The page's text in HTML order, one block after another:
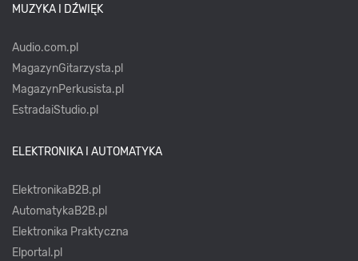
MUZYKA I DŹWIĘK
Audio.com.pl
MagazynGitarzysta.pl
MagazynPerkusista.pl
EstradaiStudio.pl
ELEKTRONIKA I AUTOMATYKA
ElektronikaB2B.pl
AutomatykaB2B.pl
Elektronika Praktyczna
Elportal.pl